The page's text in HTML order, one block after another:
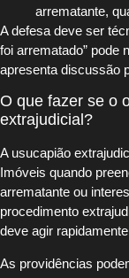
arrematante,
A defesa deve ser
foi arrematado” pode
apresenta discussão
O que fazer se o
extrajudicial?
A usucapião
Imóveis quando
arrematante ou
procedimento
deve agir
As providências